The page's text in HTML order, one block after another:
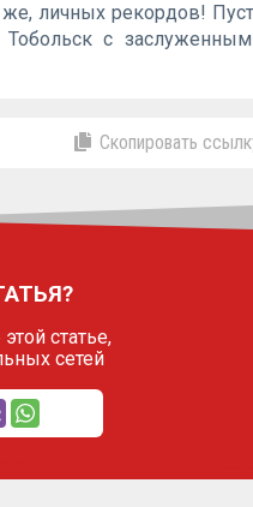
же, личных рекордов!
с
Скопировать
статье,
сетей